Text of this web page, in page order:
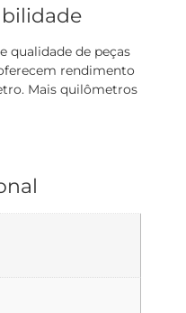
qualidade de peças
rendimento
Mais quilômetros